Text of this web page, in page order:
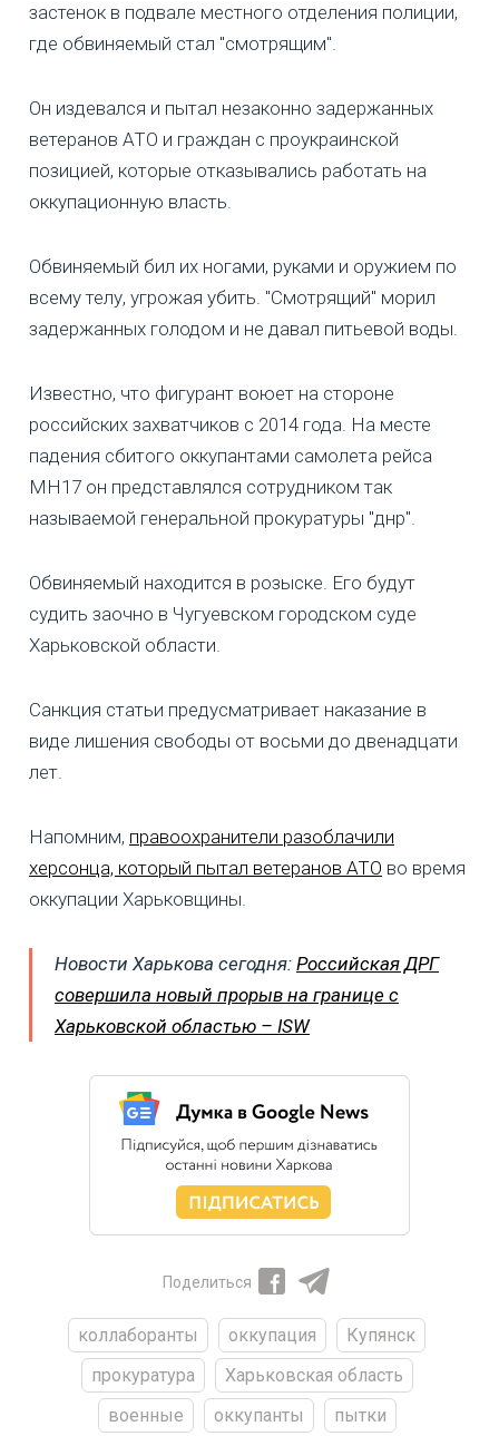
застенок в подвале местного отделения полиции,
где обвиняемый стал "смотрящим".
Он издевался и пытал незаконно задержанных
ветеранов АТО и граждан с проукраинской
позицией, которые отказывались работать на
оккупационную власть.
Обвиняемый бил их ногами, руками и оружием по
всему телу, угрожая убить. "Смотрящий" морил
задержанных голодом и не давал питьевой воды.
Известно, что фигурант воюет на стороне
российских захватчиков с 2014 года. На месте
падения сбитого оккупантами самолета рейса
МН17 он представлялся сотрудником так
называемой генеральной прокуратуры "днр".
Обвиняемый находится в розыске. Его будут
судить заочно в Чугуевском городском суде
Харьковской области.
Санкция статьи предусматривает наказание в
виде лишения свободы от восьми до двенадцати
лет.
Напомним, правоохранители разоблачили
херсонца, который пытал ветеранов АТО во время
оккупации Харьковщины.
Новости Харькова сегодня: Российская ДРГ
совершила новый прорыв на границе с
Харьковской областью – ISW
Поделиться
коллаборанты оккупация
Купянск
прокуратура
Харьковская область
военные
оккупанты пытки